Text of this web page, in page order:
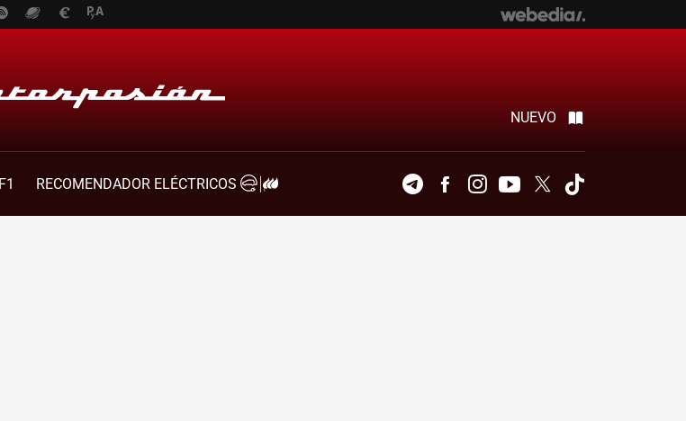
NUEVO
F1
RECOMENDADOR ELÉCTRICOS
TelegramFacebookInstagramYoutubeTwitter